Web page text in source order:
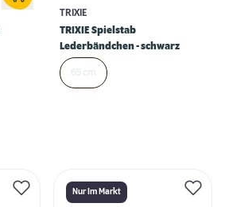
TRIXIE
TRIXIE Spielstab
Lederbändchen - schwarz
Nur Im Markt